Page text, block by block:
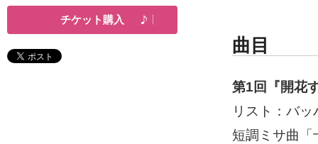
チケット購入
曲目
第1回『開花
リスト：バ
短調ミサ曲